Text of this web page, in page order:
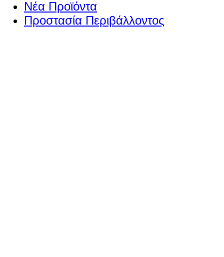
Νέα Προϊόντα
Προστασία Περιβάλλοντος